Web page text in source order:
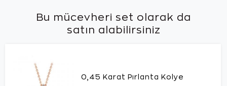
Bu mücevheri set olarak da
satın alabilirsiniz
0,45 Karat Pırlanta Kolye